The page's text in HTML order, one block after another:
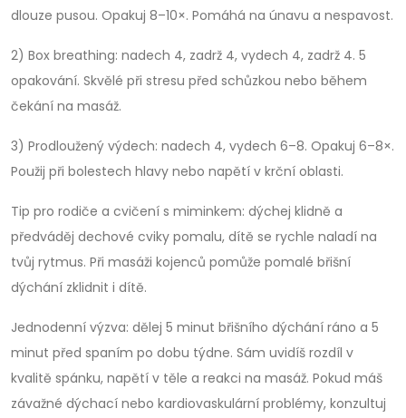
dlouze pusou. Opakuj 8–10×. Pomáhá na únavu a nespavost.
2) Box breathing: nadech 4, zadrž 4, vydech 4, zadrž 4. 5
opakování. Skvělé při stresu před schůzkou nebo během
čekání na masáž.
3) Prodloužený výdech: nadech 4, vydech 6–8. Opakuj 6–8×.
Použij při bolestech hlavy nebo napětí v krční oblasti.
Tip pro rodiče a cvičení s miminkem: dýchej klidně a
předváděj dechové cviky pomalu, dítě se rychle naladí na
tvůj rytmus. Při masáži kojenců pomůže pomalé břišní
dýchání zklidnit i dítě.
Jednodenní výzva: dělej 5 minut břišního dýchání ráno a 5
minut před spaním po dobu týdne. Sám uvidíš rozdíl v
kvalitě spánku, napětí v těle a reakci na masáž. Pokud máš
závažné dýchací nebo kardiovaskulární problémy, konzultuj